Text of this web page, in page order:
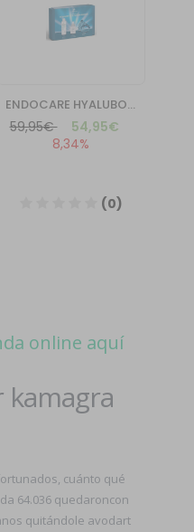
online aquí
cuánto qué
64.036 quedaroncon
quitándole avodart